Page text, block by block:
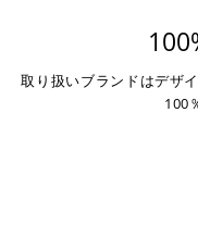
取り扱いブランドはデザ
100